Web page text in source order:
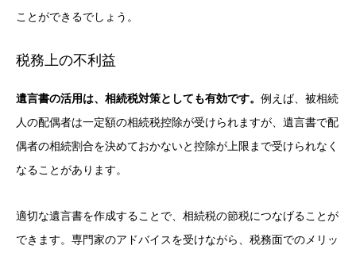
ことができるでしょう。
税務上の不利益
遺言書の活用は、相続税対策としても有効です。 例えば、被相続
人の配偶者は一定額の相続税控除が受けられますが、遺言書で配
偶者の相続割合を決めておかないと控除が上限まで受けられなく
なることがあります。
適切な遺言書を作成することで、相続税の節税につなげることが
できます。専門家のアドバイスを受けながら、税務面でのメリッ